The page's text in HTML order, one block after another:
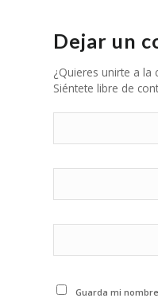
Dejar un
¿Quieres unirte a la
Siéntete libre de
Guarda mi